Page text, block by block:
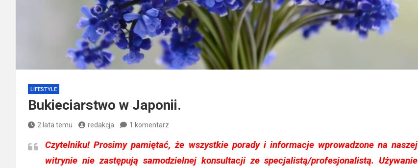
LIFESTYLE
Bukieciarstwo w Japonii.
2 lata temu redakcja 1 komentarz
Czytelniku!Prosimy pamiętać, że wszystkie porady i informacje wprowadzone na naszej
witrynie nie zastępują samodzielnej konsultacji ze specjalistą/profesjonalistą. Używanie